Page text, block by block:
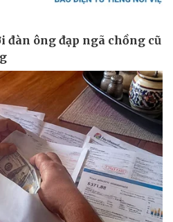
Ô tô
Xe máy
Tư vấn